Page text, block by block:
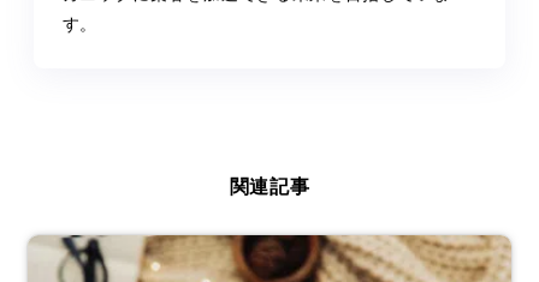
す。
関連記事